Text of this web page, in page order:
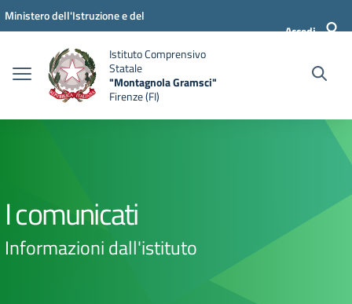
Vai ai contenuti
Vai al menu di navigazione
Vai al footer
Ministero dell'Istruzione e del
Accedi
Istituto Comprensivo
Statale
"Montagnola Gramsci"
Firenze (FI)
I comunicati
Informazioni dall'istituto